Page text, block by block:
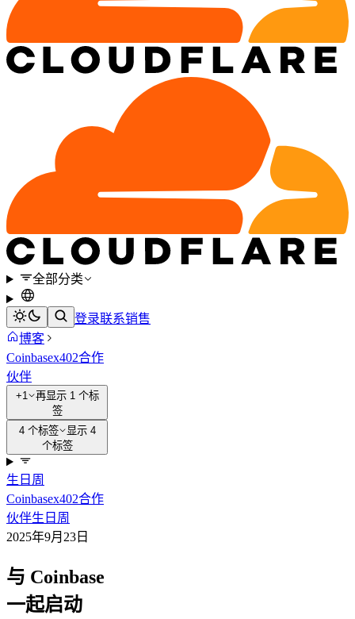
全部分类
登录联系销售
博客
Coinbasex402合作
伙伴
+1
再显示 1 个标
签
4 个标签
显示 4
个标签
生日周
Coinbasex402合作
伙伴生日周
2025年9月23日
与 Coinbase
一起启动